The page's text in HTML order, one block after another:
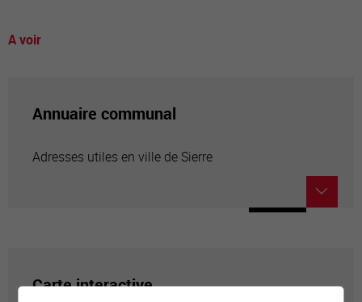
A voir
Annuaire communal
Adresses utiles en ville de Sierre
Carte interactive